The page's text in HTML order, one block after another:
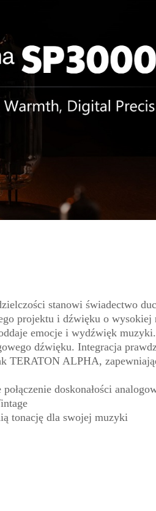
stanowi świadectwo
projektu i dźwięku o wysokiej
emocje i wydźwięk muzyki.
dźwięku. Integracja
TERATON ALPHA,
doskonałości
tonację dla swojej muzyki